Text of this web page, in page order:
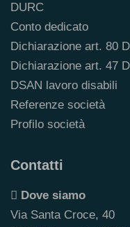
DURC
Conto dedicato
Dichiarazione art. 80
Dichiarazione art. 47
DSAN lavoro disabili
Referenze società
Profilo società
Contatti
Dove siamo
Via Santa Croce, 40